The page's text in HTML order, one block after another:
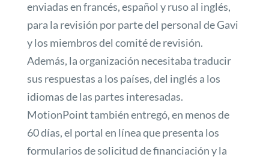
enviadas en francés, español y ruso al inglés,
para la revisión por parte del personal de Gavi
y los miembros del comité de revisión.
Además, la organización necesitaba traducir
sus respuestas a los países, del inglés a los
idiomas de las partes interesadas.
MotionPoint también entregó, en menos de
60 días, el portal en línea que presenta los
formularios de solicitud de financiación y la